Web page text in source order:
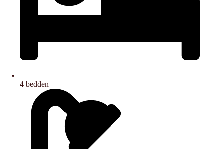
4 bedden